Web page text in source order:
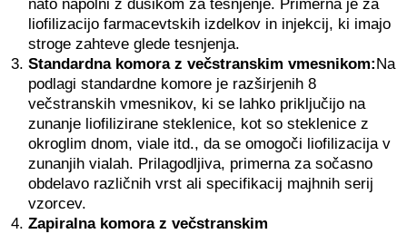
nato napolni z dušikom za tesnjenje. Primerna je za
liofilizacijo farmacevtskih izdelkov in injekcij, ki imajo
stroge zahteve glede tesnjenja.
Standardna komora z večstranskim vmesnikom: Na
podlagi standardne komore je razširjenih 8
večstranskih vmesnikov, ki se lahko priključijo na
zunanje liofilizirane steklenice, kot so steklenice z
okroglim dnom, viale itd., da se omogoči liofilizacija v
zunanjih vialah. Prilagodljiva, primerna za sočasno
obdelavo različnih vrst ali specifikacij majhnih serij
vzorcev.
Zapiralna komora z večstranskim